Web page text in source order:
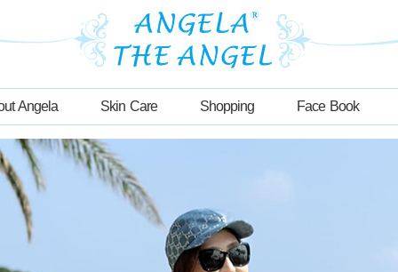
Angela Skin Care Shopping Face Book